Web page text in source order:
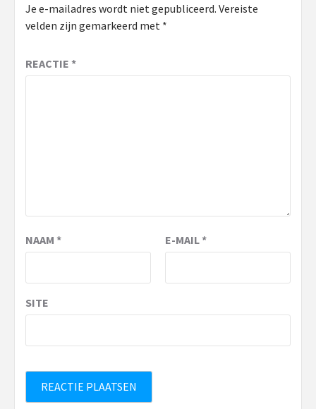
Je e-mailadres wordt niet gepubliceerd. Vereiste
velden zijn gemarkeerd met *
REACTIE *
NAAM * E-MAIL*
SITE